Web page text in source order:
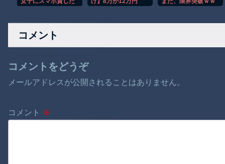
コメント
コメントをどうぞ
メールアドレスが公開されることはありません。
コメント ※